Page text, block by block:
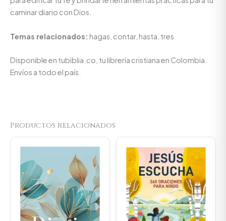
caminar diario con Dios.
Temas relacionados: hagas, contar, hasta, tres
Disponible en tubiblia.co, tu librería cristiana en Colombia.
Envíos a todo el país.
Productos relacionados
price
was:
$66.000.
Current
price
is:
$62.700.
price
was:
$80.100.
Current
price
is: